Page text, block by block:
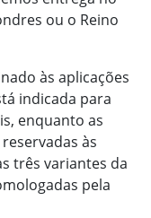
ou o Reino
às aplicações
indicada para
enquanto as
às
três variantes da
pela